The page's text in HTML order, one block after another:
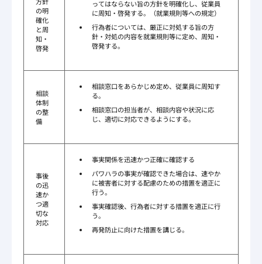
の明
確化
と周
知・
啓発
ってはならない旨の方針を明確化し、従業員
に周知・啓発する。（就業規則等への規定）
行為者については、厳正に対処する旨の方
針・対処の内容を就業規則等に定め、周知・
啓発する。
相談
体制
の整
備
相談窓口をあらかじめ定め、従業員に周知す
る。
相談窓口の担当者が、相談内容や状況に応
じ、適切に対応できるようにする。
事後
の迅
速か
つ適
切な
対応
事実関係を迅速かつ正確に確認する
パワハラの事実が確認できた場合は、速やか
に被害者に対する配慮のための措置を適正に
行う。
事実確認後、行為者に対する措置を適正に行
う。
再発防止に向けた措置を講じる。